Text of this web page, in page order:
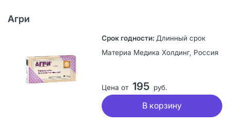
Агри
Длинный срок
Материа Медика Холдинг, Россия
Цена от 195 руб.
В корзину